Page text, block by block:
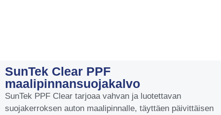
SunTek Clear PPF
maalipinnansuojakalvo
SunTek PPF Clear tarjoaa vahvan ja luotettavan
suojakerroksen auton maalipinnalle, täyttäen päivittäisen